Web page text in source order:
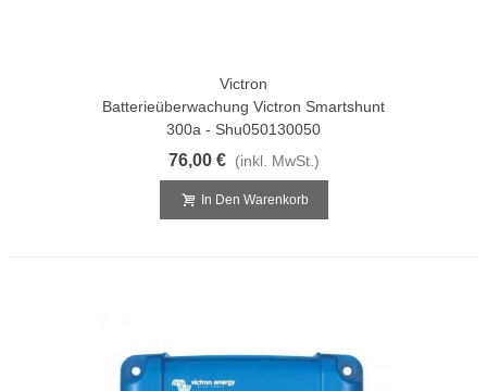
Victron
Batterieüberwachung Victron Smartshunt
300a - Shu050130050
76,00 € (inkl. MwSt.)
In Den Warenkorb